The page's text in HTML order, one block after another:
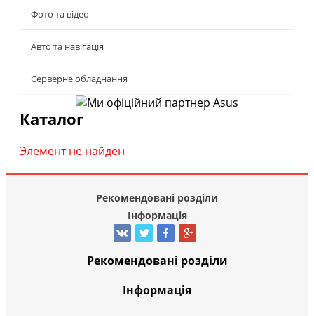
Фото та відео
Авто та навігація
Серверне обладнання
Каталог
Элемент не найден
Рекомендовані розділи
Інформація
Рекомендовані розділи
Інформація